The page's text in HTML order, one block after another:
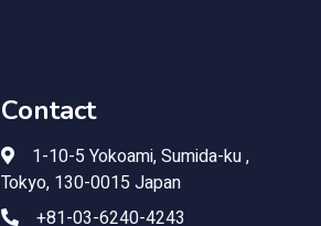
Contact
1-10-5 Yokoami, Sumida-ku ,
Tokyo, 130-0015 Japan
+81-03-6240-4243